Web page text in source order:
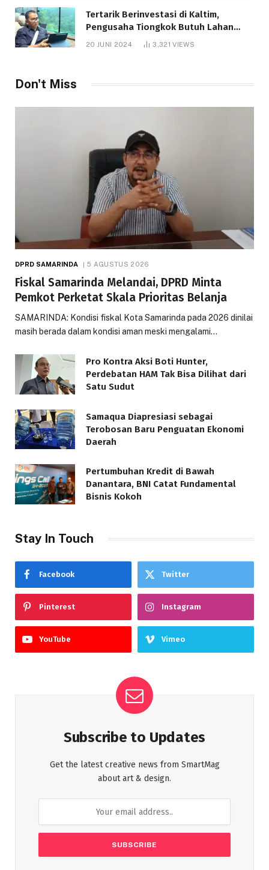
Tertarik Berinvestasi di Kaltim,
Pengusaha Tiongkok Butuh Lahan
1.000 Hektare
20 JUNI 2024 3,321VIEWS
Don't Miss
DPRD SAMARINDA 5 AGUSTUS 2026
Fiskal Samarinda Melandai, DPRD Minta
Pemkot Perketat Skala Prioritas Belanja
SAMARINDA: Kondisi fiskal Kota Samarinda pada 2026 dinilai
masih berada dalam kondisi aman meski mengalami…
Pro Kontra Aksi Boti Hunter,
Perdebatan HAM Tak Bisa Dilihat dari
Satu Sudut
Samaqua Diapresiasi sebagai
Terobosan Baru Penguatan Ekonomi
Daerah
Pertumbuhan Kredit di Bawah
Danantara, BNI Catat Fundamental
Bisnis Kokoh
Stay In Touch
Facebook Twitter
Pinterest Instagram
YouTube Vimeo
Subscribe to Updates
Get the latest creative news from SmartMag
about art & design.